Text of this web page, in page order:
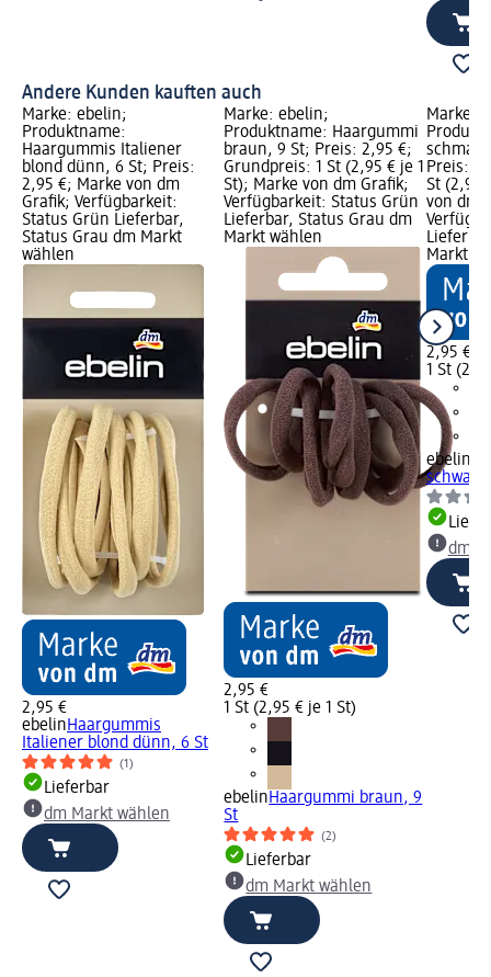
Andere Kunden kauften auch
Marke: ebelin;
Produktname:
Haargummis Italiener
blond dünn, 6 St; Preis:
2,95 €; Marke von dm
Grafik; Verfügbarkeit:
Status Grün Lieferbar,
Status Grau dm Markt
wählen
2,95 €
ebelinHaargummis
Italiener blond dünn, 6 St
(1)
Lieferbar
dm Markt wählen
Marke: ebelin;
Produktname: Haargummi
braun, 9 St; Preis: 2,95 €;
Grundpreis: 1 St (2,95 € je 1
St); Marke von dm Grafik;
Verfügbarkeit: Status Grün
Lieferbar, Status Grau dm
Markt wählen
2,95 €
1 St (2,95 € je 1 St)
ebelinHaargummi braun, 9
St
(2)
Lieferbar
dm Markt wählen
Marke:
schmal
Preis:
St (2,95
von dm
Markt
2,95 €
1 St
ebelin
dm